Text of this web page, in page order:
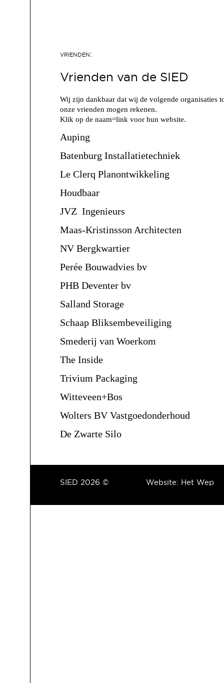
Vrienden van de SIED
Wij zijn dankbaar dat wij de volgende organisaties
onze vrienden mogen rekenen.
Klik op de naam=link voor hun website.
Auping
Batenburg Installatietechniek
Le Clerq Planontwikkeling
Houdbaar
JVZ Ingenieurs
Maas-Kristinsson Architecten
NV Bergkwartier
Perée Bouwadvies bv
PHB Deventer bv
Salland Storage
Schaap Bliksembeveiliging
Smederij van Woerkom
The Inside
Trivium Packaging
Witteveen+Bos
Wolters BV Vastgoedonderhoud
De Zwarte Silo
Website: Het Wep
SIED 2026 ©